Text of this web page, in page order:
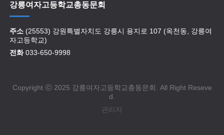
강릉여자고등학교총동문회
주소 (25553) 강원특별자치도 강릉시 용지로 107 (옥천동, 강릉여
자고등학교)
전화033-650-9998
Copyright ⓒ 2025 강릉여자고등학교총동문회. All Right Reseve
d.
관리자